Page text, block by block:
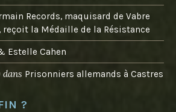
Records, maquisard de Vabre
la Médaille de la Résistance
Estelle Cahen
dans Prisonniers allemands à Castres
?